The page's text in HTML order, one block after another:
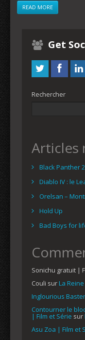
READ MORE
Get
Rechercher
Articles
Black Panther
Diablo IV : le
Orelsan –
Hold Up
Bad Boys for
Sonichu gratuit |
Couli surLa
Inglourious
Contourner le
| Film et Série sur
Asu Zoa | Film et